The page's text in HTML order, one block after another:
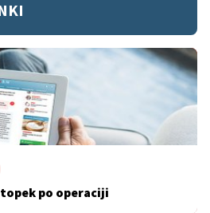
po operaciji